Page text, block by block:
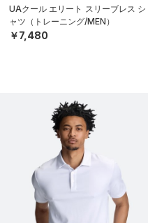
UAクール エリート スリーブレス シ
ャツ（トレーニング/MEN）
￥7,480